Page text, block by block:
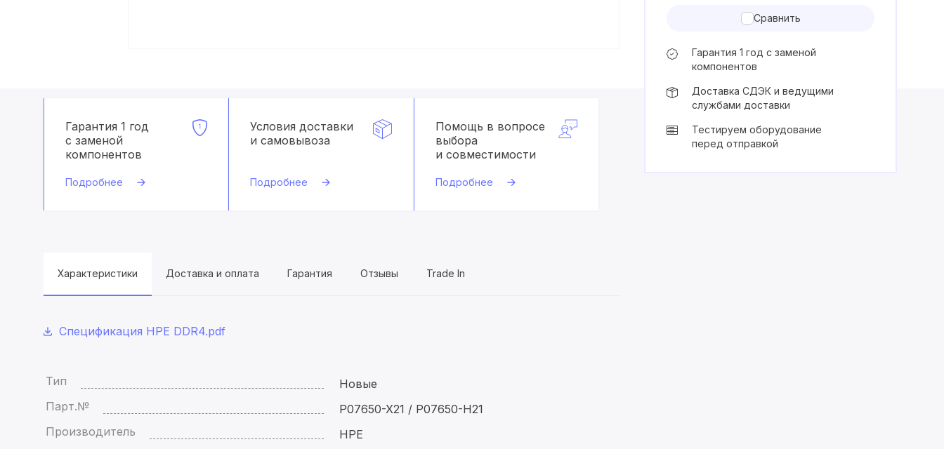
Гарантия 1 год
с заменой
компонентов
Подробнее
Условия доставки
и самовывоза
Подробнее
Помощь в вопросе
выбора
и совместимости
Подробнее
Характеристики Доставка и оплата Гарантия Отзывы Trade In
Спецификация HPE DDR4.pdf
Тип
Новые
Парт.№
P07650-X21 / P07650-H21
Производитель
HPE
Сравнить
Гарантия 1 год с заменой
компонентов
Доставка СДЭК и ведущими
службами доставки
Тестируем оборудование
перед отправкой